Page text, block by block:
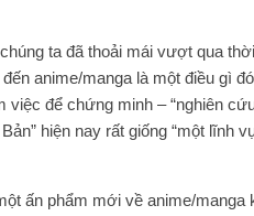
ta đã thoải mái vượt qua
anime/manga là một điều gì
việc để chứng minh – “nghiên
hiện nay rất giống “một lĩnh
ấn phẩm mới về anime/